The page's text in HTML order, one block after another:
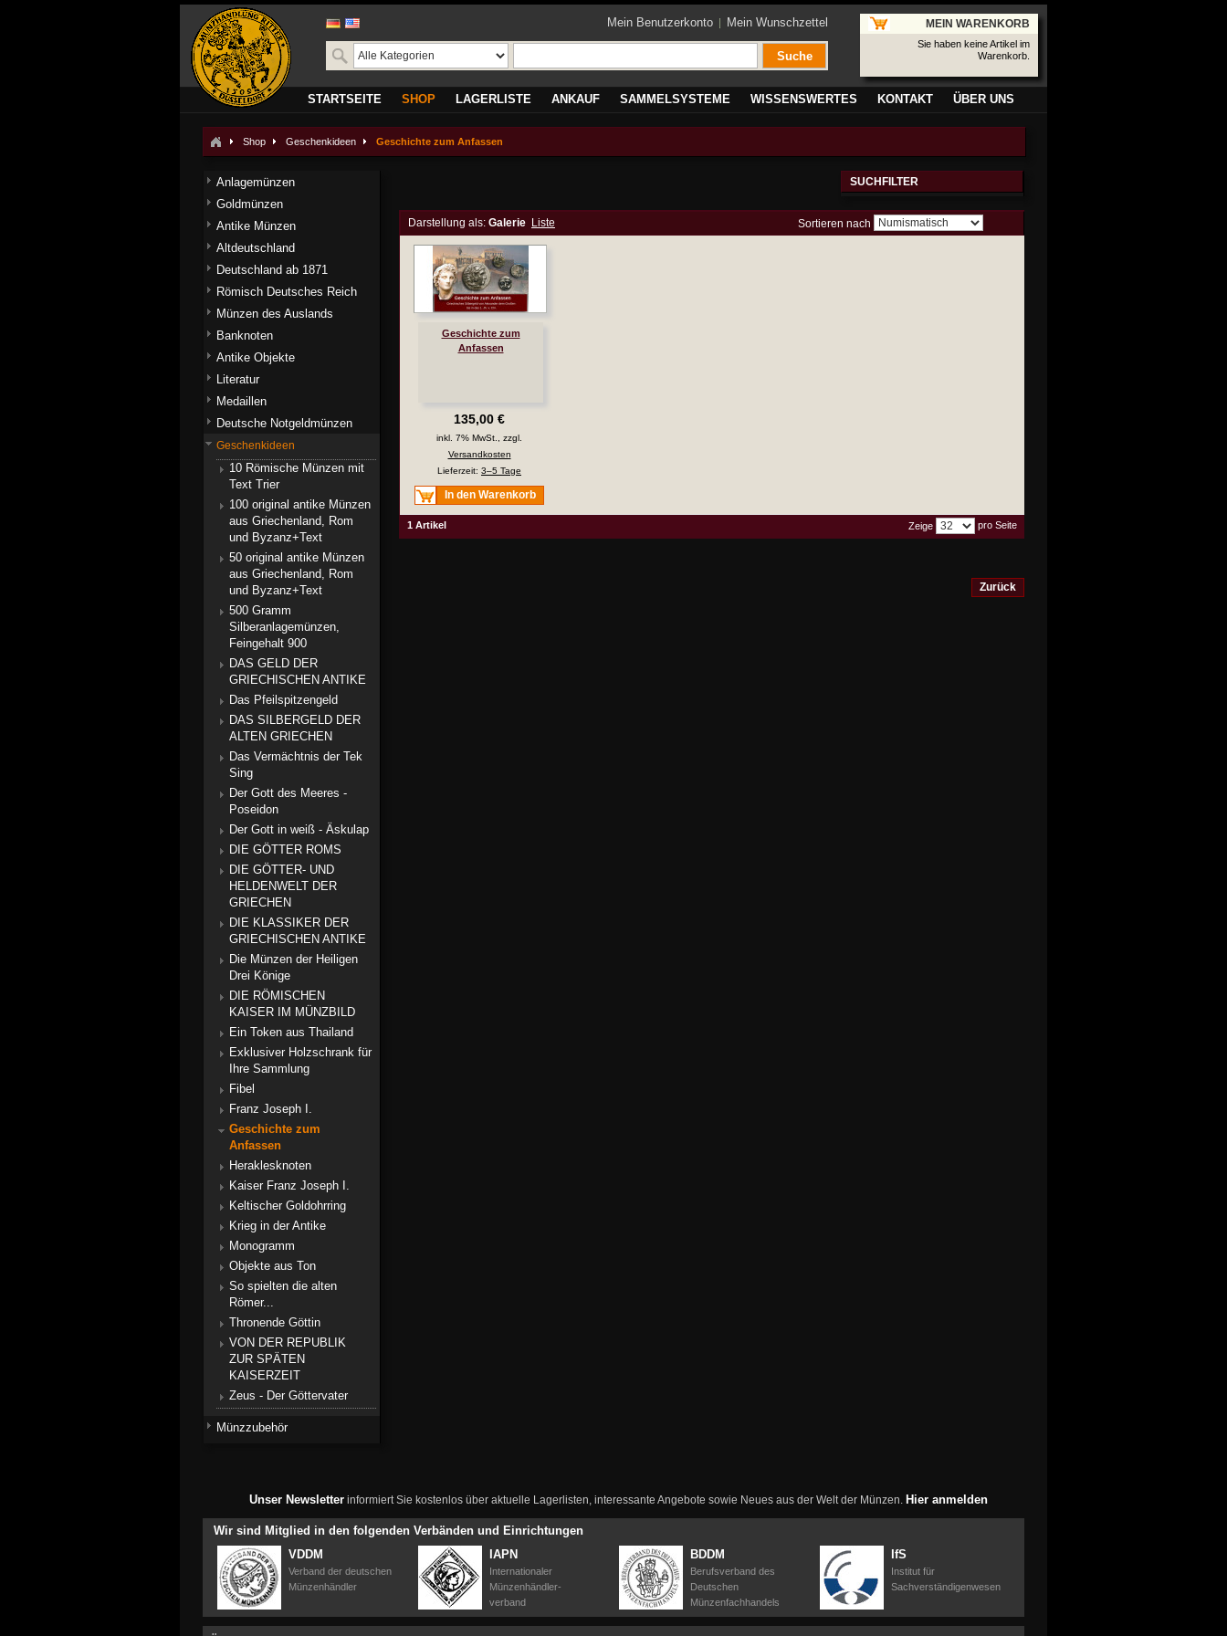
Mein Benutzerkonto Mein Wunschzettel
Suche
MEIN WARENKORB
Sie haben keine Artikel im
Warenkorb.
STARTSEITE SHOP LAGERLISTE ANKAUF SAMMELSYSTEME WISSENSWERTES KONTAKT ÜBER UNS
Shop Geschenkideen Geschichte zum Anfassen
SUCHFILTER
Darstellung als: Galerie Liste Sortieren nach
Geschichte zum
Anfassen
135,00 €
inkl. 7% MwSt., zzgl.
Versandkosten
Lieferzeit: 3–5 Tage
In den Warenkorb
1 Artikel Zeige pro Seite
Zurück
Anlagemünzen
Goldmünzen
Antike Münzen
Altdeutschland
Deutschland ab 1871
Römisch Deutsches Reich
Münzen des Auslands
Banknoten
Antike Objekte
Literatur
Medaillen
Deutsche Notgeldmünzen
Geschenkideen
10 Römische Münzen mit
Text Trier
100 original antike Münzen
aus Griechenland, Rom
und Byzanz+Text
50 original antike Münzen
aus Griechenland, Rom
und Byzanz+Text
500 Gramm
Silberanlagemünzen,
Feingehalt 900
DAS GELD DER
GRIECHISCHEN ANTIKE
Das Pfeilspitzengeld
DAS SILBERGELD DER
ALTEN GRIECHEN
Das Vermächtnis der Tek
Sing
Der Gott des Meeres -
Poseidon
Der Gott in weiß - Äskulap
DIE GÖTTER ROMS
DIE GÖTTER- UND
HELDENWELT DER
GRIECHEN
DIE KLASSIKER DER
GRIECHISCHEN ANTIKE
Die Münzen der Heiligen
Drei Könige
DIE RÖMISCHEN
KAISER IM MÜNZBILD
Ein Token aus Thailand
Exklusiver Holzschrank für
Ihre Sammlung
Fibel
Franz Joseph I.
Geschichte zum
Anfassen
Heraklesknoten
Kaiser Franz Joseph I.
Keltischer Goldohrring
Krieg in der Antike
Monogramm
Objekte aus Ton
So spielten die alten
Römer...
Thronende Göttin
VON DER REPUBLIK
ZUR SPÄTEN
KAISERZEIT
Zeus - Der Göttervater
Münzzubehör
Unser Newsletterinformiert Sie kostenlos über aktuelle Lagerlisten, interessante Angebote sowie Neues aus der Welt der Münzen. Hier anmelden
Wir sind Mitglied in den folgenden Verbänden und Einrichtungen
VDDM
Verband der deutschen
Münzenhändler
IAPN
Internationaler
Münzenhändler-
verband
BDDM
Berufsverband des
Deutschen
Münzenfachhandels
IfS
Institut für
Sachverständigenwesen